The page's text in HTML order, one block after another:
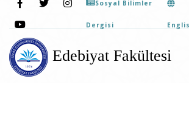
Sosyal Bilimler
Dergisi
Edebiyat Fakültesi